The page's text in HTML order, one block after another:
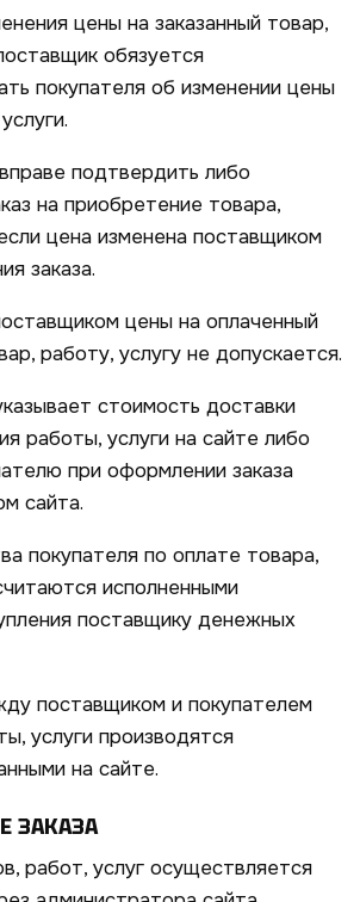
цены на заказанный товар,
обязуется
покупателя об изменении цены
подтвердить либо
на приобретение товара,
цена изменена поставщиком
заказа.
цены на оплаченный
работу, услугу не допускается.
стоимость доставки
работы, услуги на сайте либо
при оформлении заказа
сайта.
покупателя по оплате товара,
исполненными
поставщику денежных
поставщиком и покупателем
услуги производятся
на сайте.
ЗАКАЗА
работ, услуг осуществляется